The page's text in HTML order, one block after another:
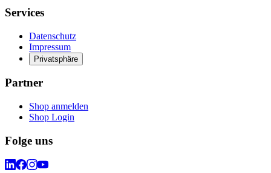
Services
Datenschutz
Impressum
Privatsphäre
Partner
Shop anmelden
Shop Login
Folge uns